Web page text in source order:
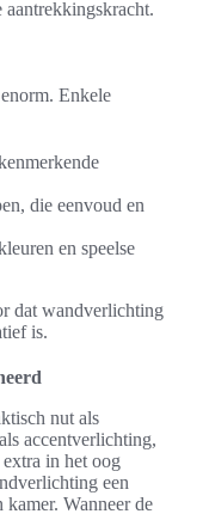
Enkele
die eenvoud en
en speelse
dat wandverlichting
is.
nut als
accentverlichting,
in het oog
een
kamer. Wanneer de